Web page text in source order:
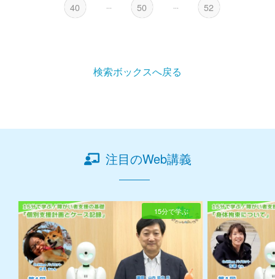
40 50 52
検索ボックスへ戻る
注目のWeb講義
15分で学ぶ